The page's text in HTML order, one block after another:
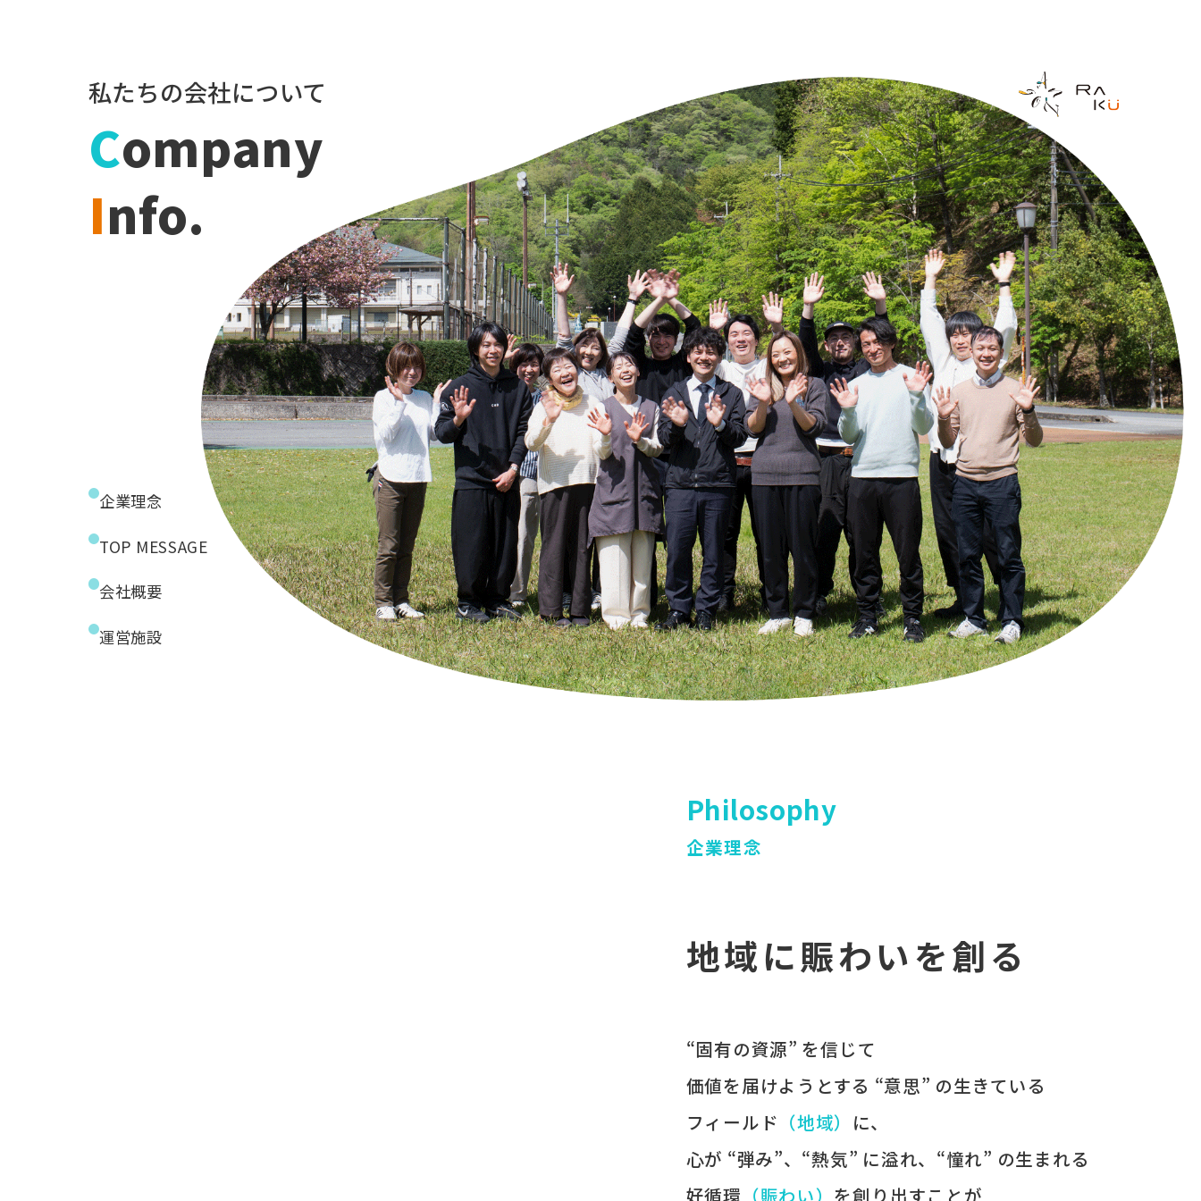
私たちの会社について
Company
Info.
企業理念
TOP MESSAGE
会社概要
運営施設
Philosophy
企業理念
地域に賑わいを創る
“固有の​資源” を​信じて
価値を​届けようとする​ “意思” の​生きている
フィールド ​（地域） に、
心が​ “弾み”、 “熱気” に​溢れ、 “憧れ” の​生まれる
好循環 ​（賑わい） を​創り出すことが